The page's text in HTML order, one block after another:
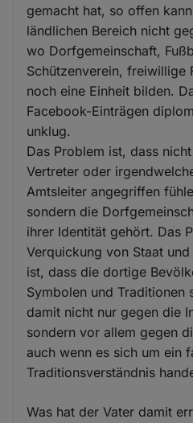
gemacht hat, so offen
ländlichen Bereich nicht
wo Dorfgemeinschaft,
Schützenverein, freiwillige
noch eine Einheit bilden.
Facebook-Einträgen
unklug.
Das Problem ist, dass
Vertreter oder
Amtsleiter angegriffen
sondern die
ihrer Identität gehört. Das
Verquickung von Staat
ist, dass die dortige
Symbolen und Traditionen
damit nicht nur gegen die
sondern vor allem gegen
auch wenn es sich um ein
Traditionsverständnis
Was hat der Vater damit